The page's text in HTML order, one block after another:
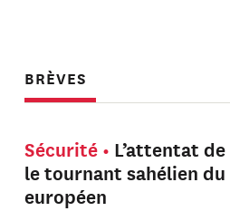
BRÈVES
Sécurité
L’attentat
le tournant sahélien
européen